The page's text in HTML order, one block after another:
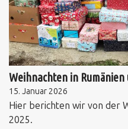
Weihnachten in
15. Januar 2026
Hier berichten wir von der
2025.